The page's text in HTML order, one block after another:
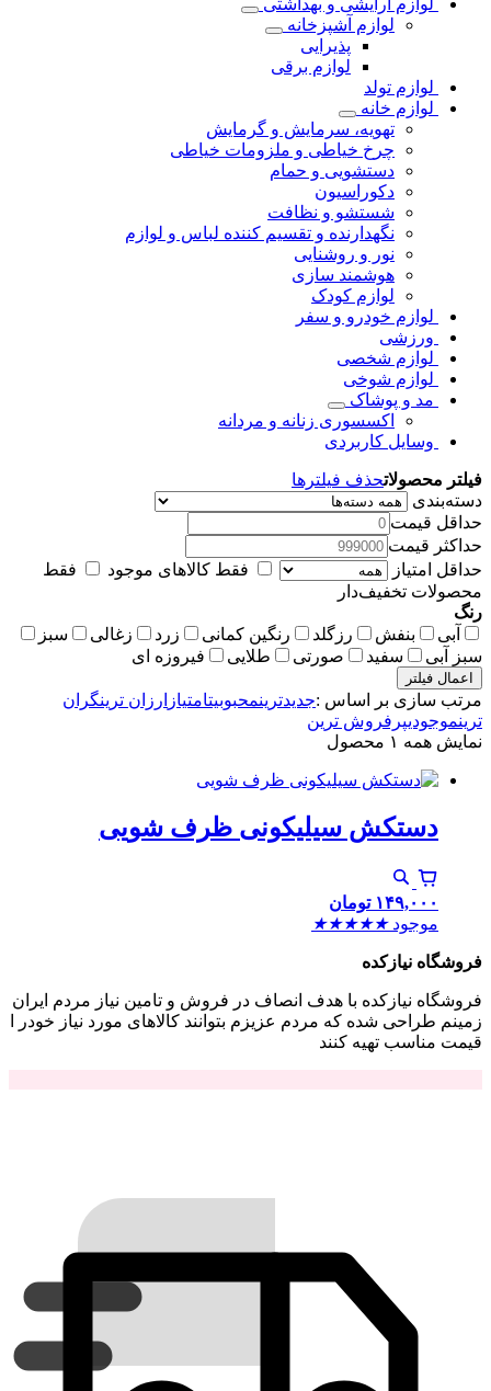
لوازم آشپزخانه
پذیرایی
لوازم برقی
لوازم تولد
لوازم خانه
تهویه، سرمایش و گرمایش
چرخ خیاطی و ملزومات خیاطی
دستشویی و حمام
دکوراسیون
شستشو و نظافت
نگهدارنده و تقسیم کننده لباس و لوازم
نور و روشنایی
هوشمند سازی
لوازم کودک
لوازم خودرو و سفر
ورزشی
لوازم شخصی
لوازم شوخی
مد و پوشاک
اکسسوری زنانه و مردانه
وسایل کاربردی
فیلتر محصولاتحذف فیلترها
دسته‌بندی
حداقل قیمت
حداکثر قیمت
حداقل امتیاز
فقط کالاهای موجود
فقط
محصولات تخفیف‌دار
رنگ
آبی
بنفش رزگلد رنگین کمانی زرد زغالی
سبز
سبز آبی
سفید صورتی طلایی فیروزه ای
اعمال فیلتر
مرتب سازی بر اساس :جدیدترینمحبوبیتامتیاز ارزان ترینگران
ترینموجودیپرفروش ترین
نمایش همه ۱ محصول
دستکش سیلیکونی ظرف شویی
۱۴۹,۰۰۰ تومان
موجود ★
★
★
★
★
فروشگاه نیازکده
فروشگاه نیازکده با هدف انصاف در فروش و تامین نیاز مردم ایران
زمینم طراحی شده که مردم عزیزم بتوانند کالاهای مورد نیاز خودر ا
قیمت مناسب تهیه کنند